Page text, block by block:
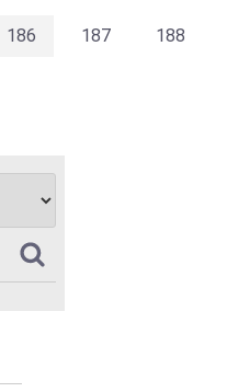
186 187
188